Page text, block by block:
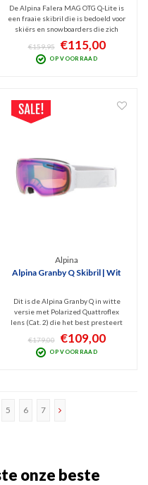
De Alpina Falera MAG OTG Q-Lite is
een fraaie skibril die is bedoeld voor
skiërs en snowboarders die zich
willen voorbereiden op wisselende
weersomstandigheden. Dat kan
dankzij de 2 meegeleverde lenzen
€159,95 €115,00
OP VOORRAAD
Alpina
Alpina Granby Q Skibril | Wit
Dit is de Alpina Granby Q in witte
versie met Polarized Quattroflex
lens (Cat. 2) die het best presteert
bij wisselvallig weer. Goede
bescherming voor de ogen tegen
schadelijk UV en Infrarood en
€179,00 €109,00
OP VOORRAAD
5 6 7
onze beste